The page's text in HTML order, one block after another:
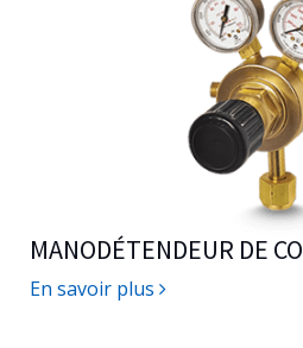
MANODÉTENDEUR DE CO
En savoir plus